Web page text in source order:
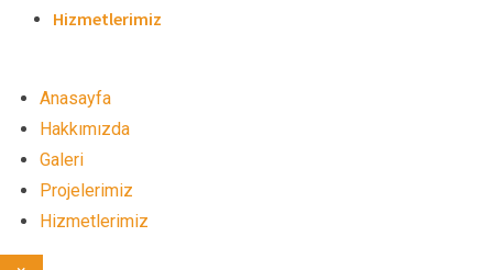
Hizmetlerimiz
Anasayfa
Hakkımızda
Galeri
Projelerimiz
Hizmetlerimiz